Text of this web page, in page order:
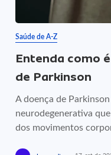
Saúde de A-Z
Entenda como
de Parkinson
A doença de
neurodegenerativa
dos movimentos